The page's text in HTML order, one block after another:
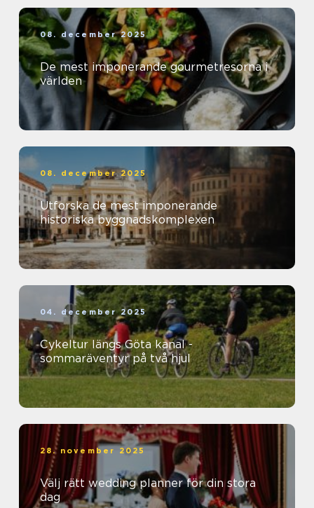
08. december 2025
De mest imponerande gourmetresorna i
världen
08. december 2025
Utforska de mest imponerande
historiska byggnadskomplexen
04. december 2025
Cykeltur längs Göta kanal -
sommaräventyr på två hjul
28. november 2025
Välj rätt wedding planner för din stora
dag